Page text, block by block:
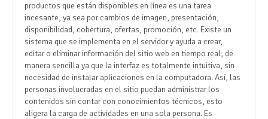
productos que están disponibles en línea es una tarea
incesante, ya sea por cambios de imagen, presentación,
disponibilidad, cobertura, ofertas, promoción, etc. Existe un
sistema que se implementa en el servidor y ayuda a crear,
editar o eliminar información del sitio web en tiempo real; de
manera sencilla ya que la interfaz es totalmente intuitiva, sin
necesidad de instalar aplicaciones en la computadora. Así, las
personas involucradas en el sitio puedan administrar los
contenidos sin contar con conocimientos técnicos, esto
aligera la carga de actividades en una sola persona. Es